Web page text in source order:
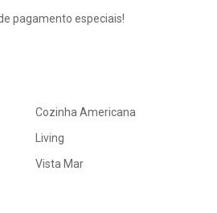
pagamento especiais!
Cozinha Americana
Living
Vista Mar